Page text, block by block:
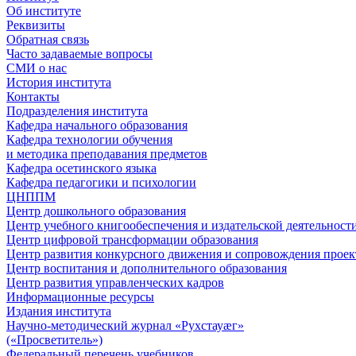
Об институте
Реквизиты
Обратная связь
Часто задаваемые вопросы
СМИ о нас
История института
Контакты
Подразделения института
Кафедра начального образования
Кафедра технологии обучения
и методика преподавания предметов
Кафедра осетинского языка
Кафедра педагогики и психологии
ЦНППМ
Центр дошкольного образования
Центр учебного книгообеспечения и издательской
Центр цифровой трансформации образования
Центр развития конкурсного движения и сопровождения
Центр воспитания и дополнительного образования
Центр развития управленческих кадров
Информационные ресурсы
Издания института
Научно-методический журнал «Рухстауæг»
(«Просветитель»)